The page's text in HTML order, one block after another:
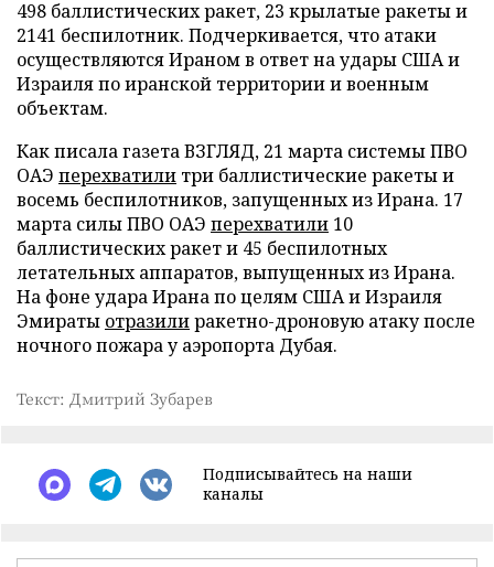
498 баллистических ракет, 23 крылатые ракеты и
2141 беспилотник. Подчеркивается, что атаки
осуществляются Ираном в ответ на удары США и
Израиля по иранской территории и военным
объектам.
Как писала газета ВЗГЛЯД, 21 марта системы ПВО
ОАЭ перехватили три баллистические ракеты и
восемь беспилотников, запущенных из Ирана. 17
марта силы ПВО ОАЭ перехватили 10
баллистических ракет и 45 беспилотных
летательных аппаратов, выпущенных из Ирана.
На фоне удара Ирана по целям США и Израиля
Эмираты отразилиракетно-дроновую атаку после
ночного пожара у аэропорта Дубая.
Текст: Дмитрий Зубарев
Подписывайтесь на наши
каналы